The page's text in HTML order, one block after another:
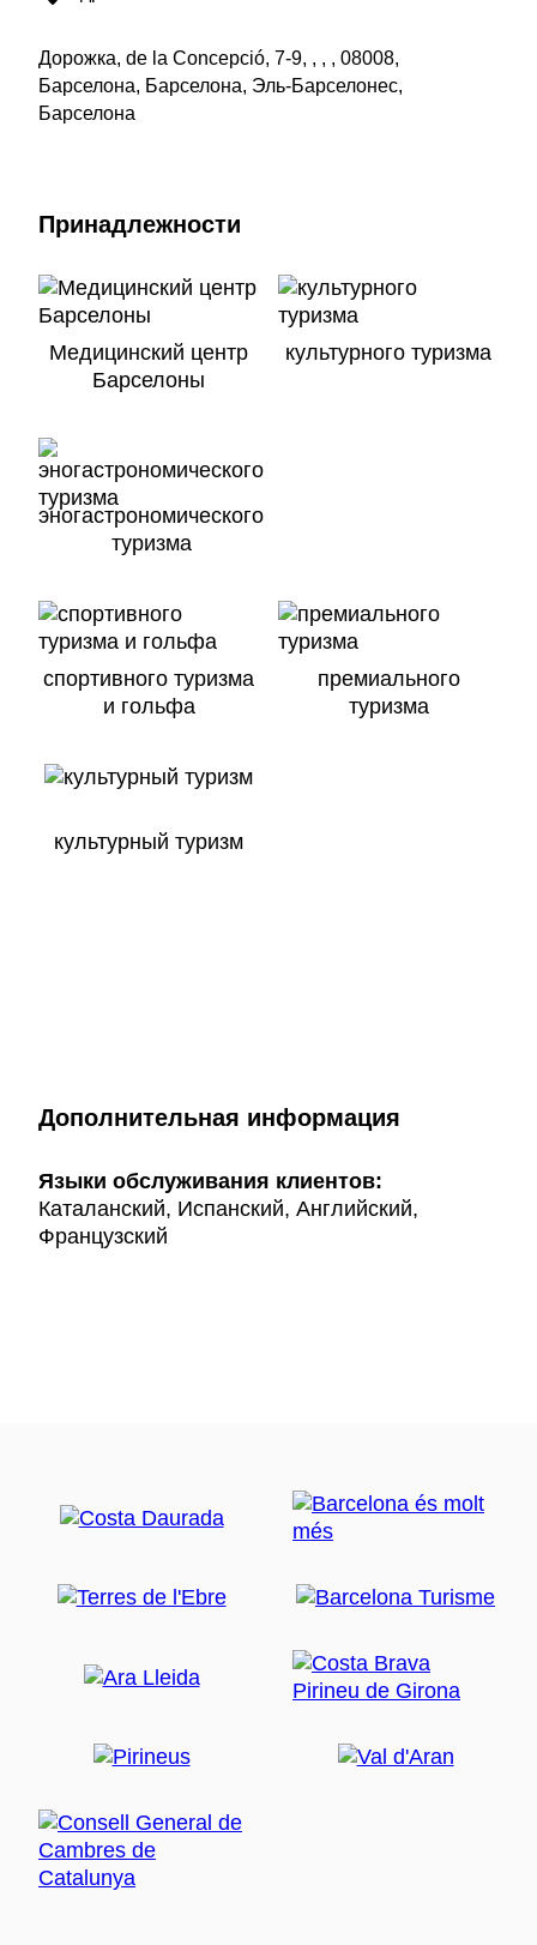
Дорожка, de la Concepció, 7-9, , , , 08008,
Барселона, Барселона, Эль-Барселонес,
Барселона
Принадлежности
Медицинский центр
Барселоны
культурного туризма
эногастрономического
туризма
спортивного туризма
и гольфа
премиального
туризма
культурный туризм
Дополнительная информация
Языки обслуживания клиентов:
Каталанский, Испанский, Английский,
Французский